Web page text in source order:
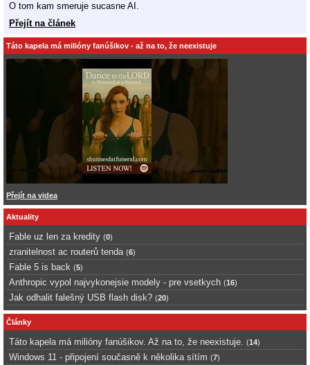
O tom kam smeruje sucasne AI.
Přejít na článek
Táto kapela má milióny fanúšikov - až na to, že neexistuje
Přejít na videa
Aktuality
Fable uz len za kredity (0)
zranitelnost ac routerů tenda (6)
Fable 5 is back (5)
Anthropic vypol najvykonejsie modely - pre vsetkych (16)
Jak odhalit falešný USB flash disk? (20)
Články
Táto kapela má milióny fanúšikov. Až na to, že neexistuje. (14)
Windows 11 - připojení současně k několika sítím (7)